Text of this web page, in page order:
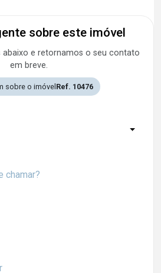
sobre este imóvel
abaixo e retornamos o seu contato
em breve.
sobre o imóvel Ref. 10476